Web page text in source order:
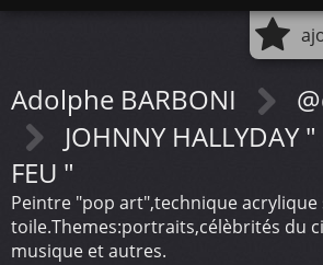
Adolphe BARBONI
JOHNNY HALLYDAY
FEU "
Peintre "pop art",technique acrylique
toile.Themes:portraits,célèbrités du
musique et autres.